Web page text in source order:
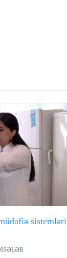
sistemləri